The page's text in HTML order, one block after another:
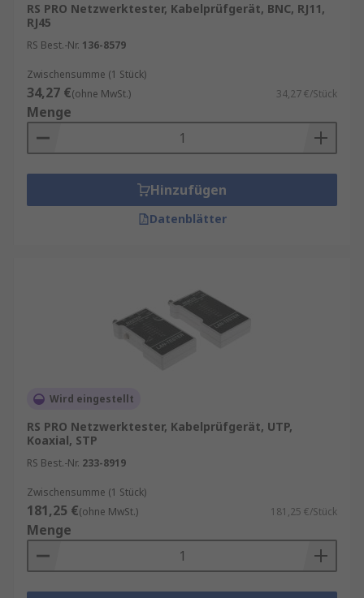
RS PRO Netzwerktester, Kabelprüfgerät, BNC, RJ11,
RJ45
RS Best.-Nr. 136-8579
Zwischensumme (1 Stück)
34,27 €(ohne MwSt.) 34,27 €/Stück
Menge
Hinzufügen
Datenblätter
Wird eingestellt
RS PRO Netzwerktester, Kabelprüfgerät, UTP,
Koaxial, STP
RS Best.-Nr. 233-8919
Zwischensumme (1 Stück)
181,25 €(ohne MwSt.) 181,25 €/Stück
Menge